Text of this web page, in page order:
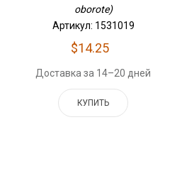
oborote)
Артикул: 1531019
$14.25
Доставка за 14–20 дней
КУПИТЬ